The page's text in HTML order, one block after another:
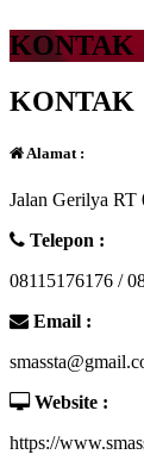
KONTAK
KONTAK
Alamat :
Jalan Gerilya RT
Telepon :
08115176176 /
Email :
Website :
https://